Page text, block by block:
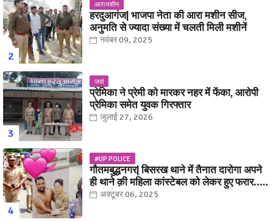
आरा मशीन
हरदुआगंज| भाजपा नेता की आरा मशीन सीज,
अनुमति से ज्यादा संख्या में चलती मिली मशीनें
नवंबर 09, 2025
जवां
प्रेमिका ने प्रेमी को मारकर नहर में फेंका, आरोपी
प्रेमिका समेत युवक गिरफ्तार
जुलाई 27, 2026
#UP POLICE
गौतमबुद्धनगर| बिसरख थाने में तैनात दारोगा अपने
ही थाने क़ी महिला कांस्टेबल को लेकर हुए फरार...
पत्नी नें कर दी रार!
अक्टूबर 06, 2025